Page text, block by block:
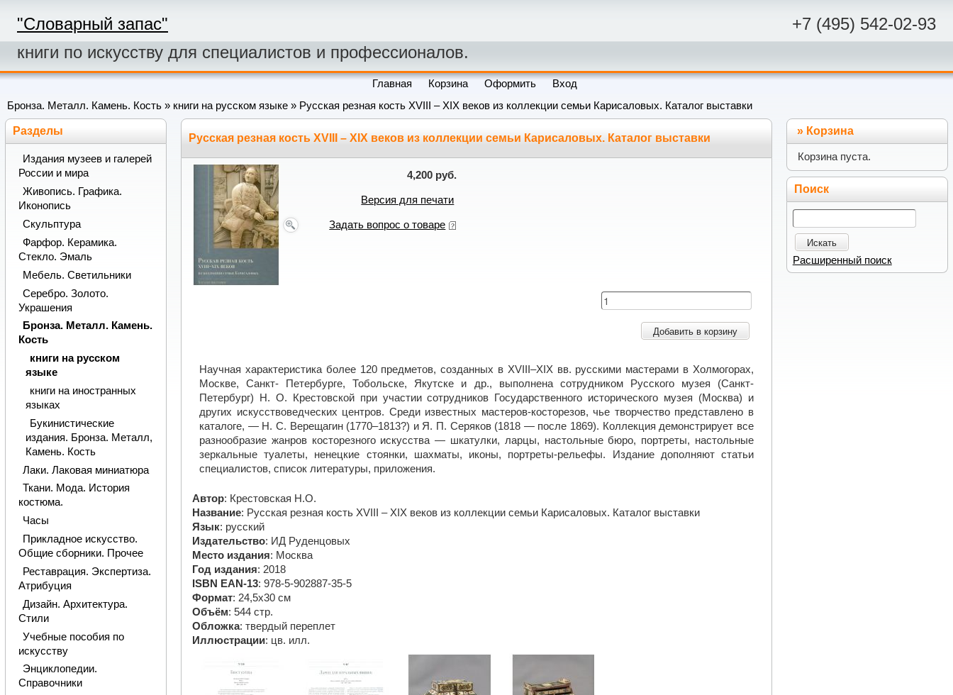
"Словарный запас"
книги по искусству для специалистов и профессионалов.
+7 (495) 542-02-93
Главная Корзина Оформить
Вход
Бронза. Металл. Камень. Кость » книги на русском языке » Русская резная кость XVIII – XIX веков из коллекции семьи Карисаловых. Каталог выставки
Русская резная кость XVIII – XIX веков из коллекции семьи Карисаловых. Каталог выставки
4,200 руб.
Версия для печати
Задать вопрос о товаре
Добавить в корзину
Научная характеристика более 120 предметов, созданных в XVIII–XIX вв. русскими мастерами в Холмогорах,
Москве, Санкт- Петербурге, Тобольске, Якутске и др., выполнена сотрудником Русского музея (Санкт-
Петербург) Н. О. Крестовской при участии сотрудников Государственного исторического музея (Москва) и
других искусствоведческих центров. Среди известных мастеров-косторезов, чье творчество представлено в
каталоге, — Н. С. Верещагин (1770–1813?) и Я. П. Серяков (1818 — после 1869). Коллекция демонстрирует все
разнообразие жанров косторезного искусства — шкатулки, ларцы, настольные бюро, портреты, настольные
зеркальные туалеты, ненецкие стоянки, шахматы, иконы, портреты-рельефы. Издание дополняют статьи
специалистов, список литературы, приложения.
Автор: Крестовская Н.О.
Название: Русская резная кость XVIII – XIX веков из коллекции семьи Карисаловых. Каталог выставки
Язык: русский
Издательство: ИД Руденцовых
Место издания: Москва
Год издания: 2018
ISBN EAN-13: 978-5-902887-35-5
Формат: 24,5х30 см
Объём: 544 стр.
Обложка: твердый переплет
Иллюстрации: цв. илл.
Разделы
Издания музеев и галерей
России и мира
Живопись. Графика.
Иконопись
Скульптура
Фарфор. Керамика.
Стекло. Эмаль
Мебель. Светильники
Серебро. Золото.
Украшения
Бронза. Металл. Камень.
Кость
книги на русском
языке
книги на иностранных
языках
Букинистические
издания. Бронза. Металл,
Камень. Кость
Лаки. Лаковая миниатюра
Ткани. Мода. История
костюма.
Часы
Прикладное искусство.
Общие сборники. Прочее
Реставрация. Экспертиза.
Атрибуция
Дизайн. Архитектура.
Стили
Учебные пособия по
искусству
Энциклопедии.
Справочники
» Корзина
Корзина пуста.
Поиск
Искать
Расширенный поиск